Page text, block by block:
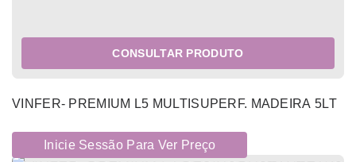
CONSULTAR PRODUTO
VINFER- PREMIUM L5 MULTISUPERF. MADEIRA 5LT
Inicie Sessão Para Ver Preço